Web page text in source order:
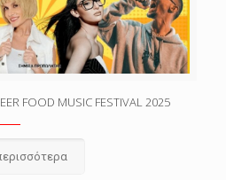
FOOD MUSIC FESTIVAL 2025